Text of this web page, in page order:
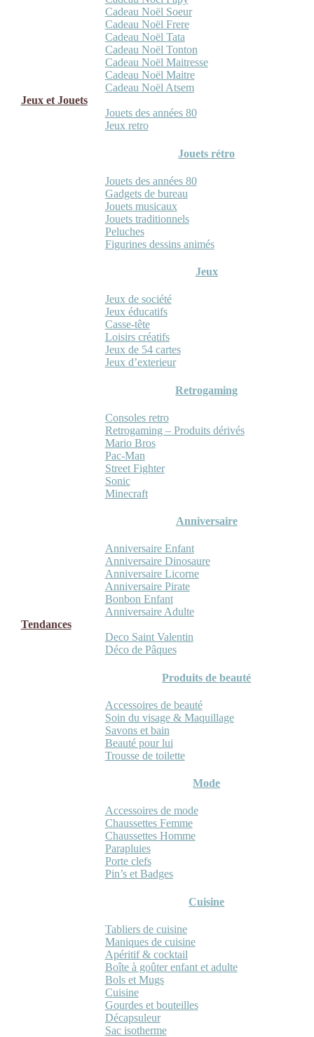
Cadeau Noël Soeur
Cadeau Noël Frere
Cadeau Noël Tata
Cadeau Noël Tonton
Cadeau Noël Maitresse
Cadeau Noël Maitre
Cadeau Noël Atsem
Jeux et Jouets
Jouets des années 80
Jeux retro
Jouets rétro
Jouets des années 80
Gadgets de bureau
Jouets musicaux
Jouets traditionnels
Peluches
Figurines dessins animés
Jeux
Jeux de société
Jeux éducatifs
Casse-tête
Loisirs créatifs
Jeux de 54 cartes
Jeux d’exterieur
Retrogaming
Consoles retro
Retrogaming – Produits dérivés
Mario Bros
Pac-Man
Street Fighter
Sonic
Minecraft
Anniversaire
Anniversaire Enfant
Anniversaire Dinosaure
Anniversaire Licorne
Anniversaire Pirate
Bonbon Enfant
Anniversaire Adulte
Tendances
Deco Saint Valentin
Déco de Pâques
Produits de beauté
Accessoires de beauté
Soin du visage & Maquillage
Savons et bain
Beauté pour lui
Trousse de toilette
Mode
Accessoires de mode
Chaussettes Femme
Chaussettes Homme
Parapluies
Porte clefs
Pin’s et Badges
Cuisine
Tabliers de cuisine
Maniques de cuisine
Apéritif & cocktail
Boîte à goûter enfant et adulte
Bols et Mugs
Cuisine
Gourdes et bouteilles
Décapsuleur
Sac isotherme